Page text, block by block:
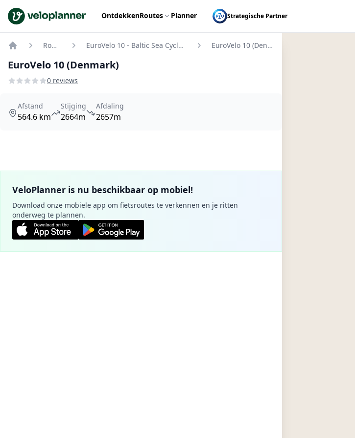
VeloPlanner OntdekkenRoutes Planner Strategische Partner
Routes EuroVelo 10 - Baltic Sea Cycle Route EuroVelo 10 (Denmark)
EuroVelo 10 (Denmark)
0 reviews
Afstand
564.6 km
Stijging
2664m
Afdaling
2657m
VeloPlanner is nu beschikbaar op mobiel!
Download onze mobiele app om fietsroutes te verkennen en je ritten
onderweg te plannen.